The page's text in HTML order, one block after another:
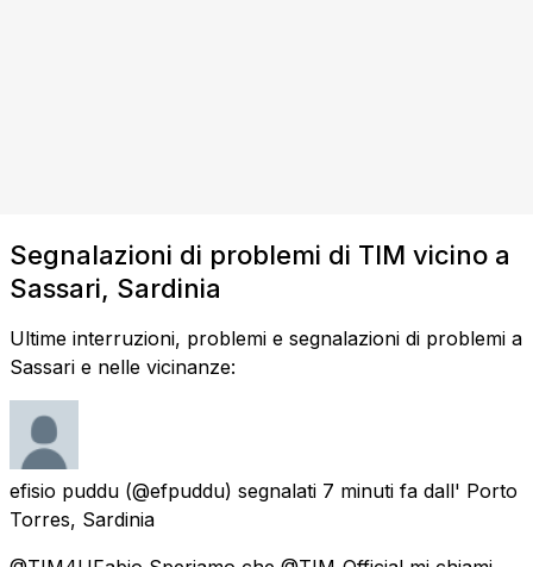
Segnalazioni di problemi di TIM vicino a
Sassari, Sardinia
Ultime interruzioni, problemi e segnalazioni di problemi a
Sassari e nelle vicinanze:
efisio puddu (@efpuddu) segnalati 7 minuti fa dall' Porto
Torres, Sardinia